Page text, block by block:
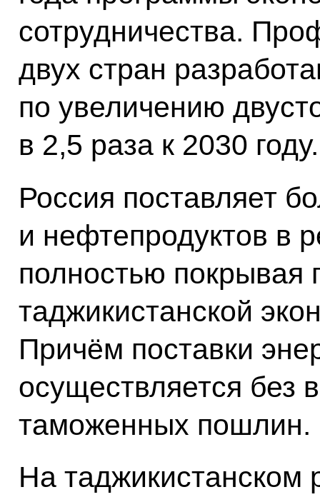
сотрудничества.
двух стран
по увеличению
в 2,5 раза к 2030 году.
Россия поставляет
и нефтепродуктов в
полностью покрывая
таджикистанской
Причём поставки
осуществляется без
таможенных пошлин.
На таджикистанском